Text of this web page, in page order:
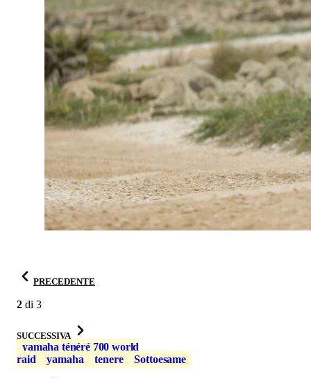
PRECEDENTE
2 di 3
SUCCESSIVA
yamaha ténéré 700 world
raid
yamaha tenere Sottoesame